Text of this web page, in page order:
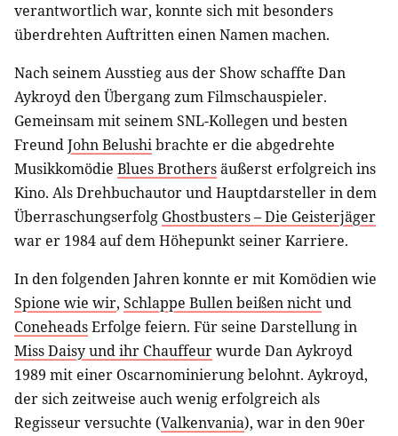
verantwortlich war, konnte sich mit besonders
überdrehten Auftritten einen Namen machen.
Nach seinem Ausstieg aus der Show schaffte Dan
Aykroyd den Übergang zum Filmschauspieler.
Gemeinsam mit seinem SNL-Kollegen und besten
FreundJohn Belushibrachte er die abgedrehte
Musikkomödie Blues Brothersäußerst erfolgreich ins
Kino. Als Drehbuchautor und Hauptdarsteller in dem
Überraschungserfolg Ghostbusters – Die Geisterjäger
war er 1984 auf dem Höhepunkt seiner Karriere.
In den folgenden Jahren konnte er mit Komödien wie
Spione wie wir, Schlappe Bullen beißen nichtund
ConeheadsErfolge feiern. Für seine Darstellung in
Miss Daisy und ihr Chauffeurwurde Dan Aykroyd
1989 mit einer Oscarnominierung belohnt. Aykroyd,
der sich zeitweise auch wenig erfolgreich als
Regisseur versuchte (Valkenvania), war in den 90er